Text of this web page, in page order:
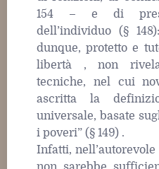
154 – e di
dell’individuo (§
dunque, protetto e
libertà , non
tecniche, nel cui
ascritta la
universale, basate
i poveri” (§ 149) .
Infatti,